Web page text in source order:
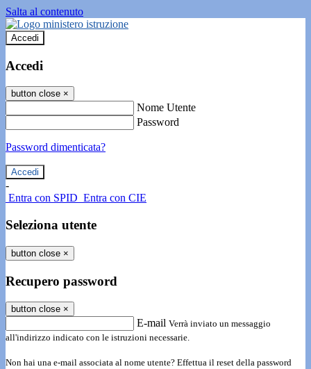
Salta al contenuto
Accedi
Accedi
button close ×
Nome Utente
Password
Password dimenticata?
-
Entra con SPID Entra con CIE
Seleziona utente
button close ×
Recupero password
button close ×
E-mail Verrà inviato un messaggio
all'indirizzo indicato con le istruzioni necessarie.
Non hai una e-mail associata al nome utente? Effettua il reset della password